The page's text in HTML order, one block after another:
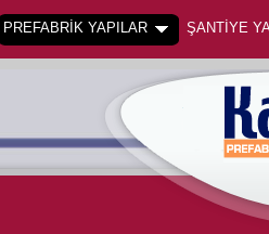
PREFABRİK YAPILAR ŞANTİYE